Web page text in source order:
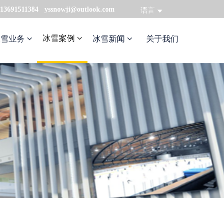
yssnowji@outlook.com 语言
业务 冰雪案例 冰雪新闻 关于我们